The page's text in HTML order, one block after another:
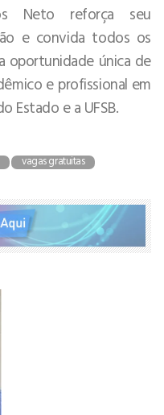
Neto reforça seu
e convida todos os
oportunidade única de
e profissional em
Estado e a UFSB.
vagas gratuitas